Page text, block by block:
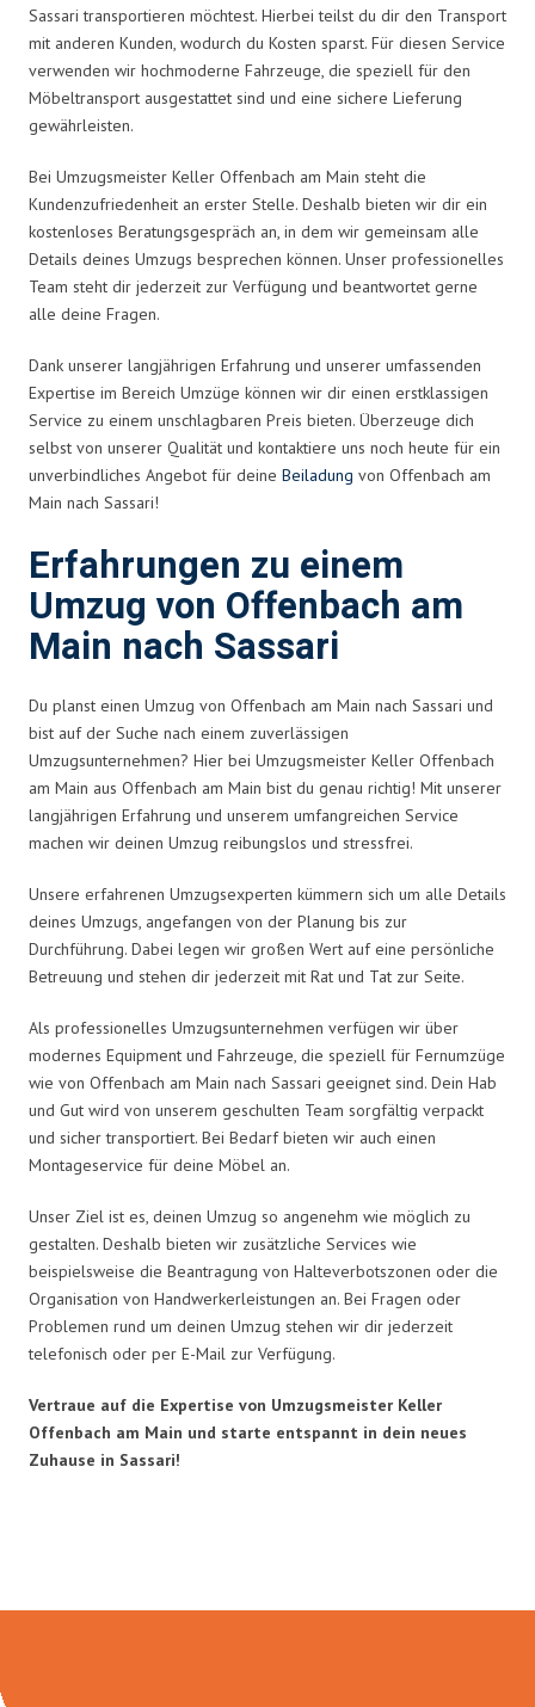
Sassari transportieren möchtest. Hierbei teilst du dir den Transport
mit anderen Kunden, wodurch du Kosten sparst. Für diesen Service
verwenden wir hochmoderne Fahrzeuge, die speziell für den
Möbeltransport ausgestattet sind und eine sichere Lieferung
gewährleisten.
Bei Umzugsmeister Keller Offenbach am Main steht die
Kundenzufriedenheit an erster Stelle. Deshalb bieten wir dir ein
kostenloses Beratungsgespräch an, in dem wir gemeinsam alle
Details deines Umzugs besprechen können. Unser professionelles
Team steht dir jederzeit zur Verfügung und beantwortet gerne
alle deine Fragen.
Dank unserer langjährigen Erfahrung und unserer umfassenden
Expertise im Bereich Umzüge können wir dir einen erstklassigen
Service zu einem unschlagbaren Preis bieten. Überzeuge dich
selbst von unserer Qualität und kontaktiere uns noch heute für ein
unverbindliches Angebot für deine Beiladung von Offenbach am
Main nach Sassari!
Erfahrungen zu einem
Umzug von Offenbach am
Main nach Sassari
Du planst einen Umzug von Offenbach am Main nach Sassari und
bist auf der Suche nach einem zuverlässigen
Umzugsunternehmen? Hier bei Umzugsmeister Keller Offenbach
am Main aus Offenbach am Main bist du genau richtig! Mit unserer
langjährigen Erfahrung und unserem umfangreichen Service
machen wir deinen Umzug reibungslos und stressfrei.
Unsere erfahrenen Umzugsexperten kümmern sich um alle Details
deines Umzugs, angefangen von der Planung bis zur
Durchführung. Dabei legen wir großen Wert auf eine persönliche
Betreuung und stehen dir jederzeit mit Rat und Tat zur Seite.
Als professionelles Umzugsunternehmen verfügen wir über
modernes Equipment und Fahrzeuge, die speziell für Fernumzüge
wie von Offenbach am Main nach Sassari geeignet sind. Dein Hab
und Gut wird von unserem geschulten Team sorgfältig verpackt
und sicher transportiert. Bei Bedarf bieten wir auch einen
Montageservice für deine Möbel an.
Unser Ziel ist es, deinen Umzug so angenehm wie möglich zu
gestalten. Deshalb bieten wir zusätzliche Services wie
beispielsweise die Beantragung von Halteverbotszonen oder die
Organisation von Handwerkerleistungen an. Bei Fragen oder
Problemen rund um deinen Umzug stehen wir dir jederzeit
telefonisch oder per E-Mail zur Verfügung.
Vertraue auf die Expertise von Umzugsmeister Keller
Offenbach am Main und starte entspannt in dein neues
Zuhause in Sassari!